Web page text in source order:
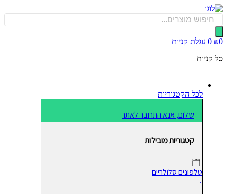
0 עגלת קניות
לכל הקטגוריות
שלום, אנא התחבר לאתר
קטגוריות מובילות
טלפונים סלולריים